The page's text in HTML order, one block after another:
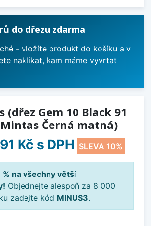
do dřezu zdarma
- vložíte produkt do košíku a v
naklikat, kam máme vyvrtat
(dřez Gem 10 Black 91
Černá matná)
Kč s DPH SLEVA 10%
% na všechny větší
Objednejte alespoň za 8 000
zadejte kód MINUS3.